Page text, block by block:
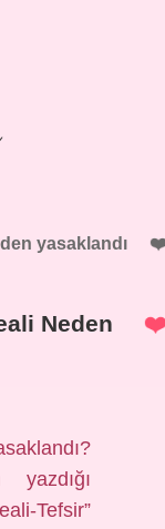
yasaklandı
Neden
yazdığı
Tefsir”